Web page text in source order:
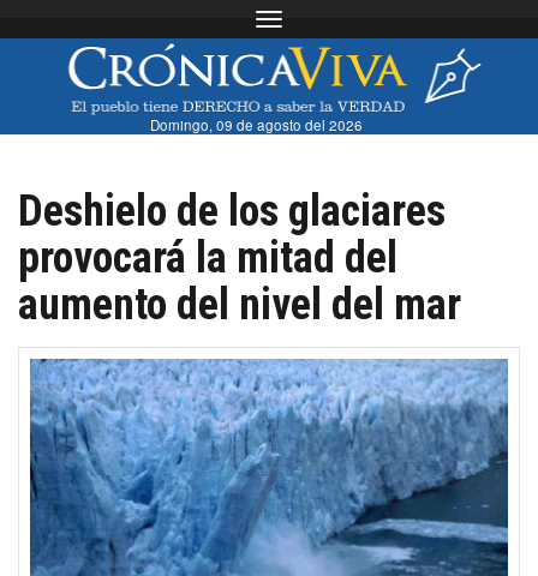
Toggle navigation
Domingo, 09 de agosto del 2026
Deshielo de los glaciares
provocará la mitad del
aumento del nivel del mar